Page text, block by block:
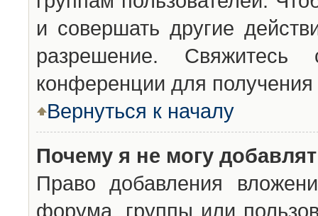
и совершать другие
разрешение. Свяжитесь
конференции для получения
Вернуться к началу
Почему я не могу
Право добавления
форума, группы или